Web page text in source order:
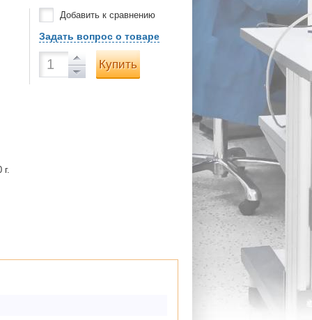
г.
Добавить к сравнению
Задать вопрос о товаре
Купить